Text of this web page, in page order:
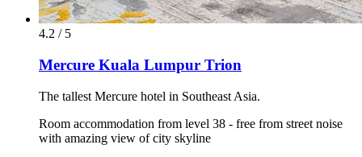
4.2 / 5
Mercure Kuala Lumpur Trion
The tallest Mercure hotel in Southeast Asia.
Room accommodation from level 38 - free from street noise
with amazing view of city skyline